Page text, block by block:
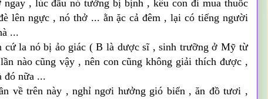
ngay , lúc đầu nótưởng bị bịnh , kêu con đi mua thuốc
lên ngực , nó thở ... ằnặccả đêm , lại có tiếng người
...
la nó bị ảo giác ( B là dược sĩ , sinh trưỡng ở Mỹtừ
nào cũng vậy , nên con cũng không giải thích được ,
đó nữa ...
về trên này , nghỉ ngơi hưởng gió biển , ăn đồ tươi ,